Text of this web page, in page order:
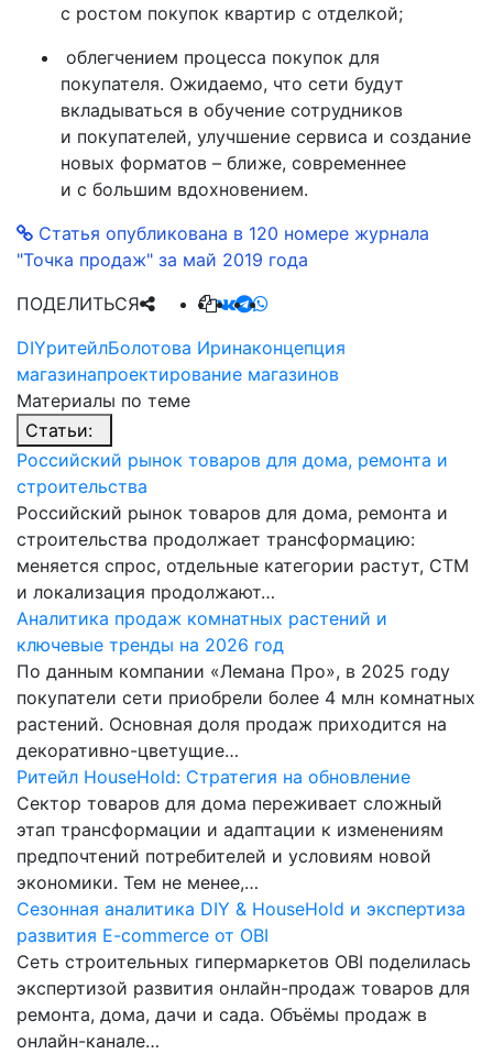
с ростом покупок квартир с отделкой;
облегчением процесса покупок для
покупателя. Ожидаемо, что сети будут
вкладываться в обучение сотрудников
и покупателей, улучшение сервиса и создание
новых форматов – ближе, современнее
и с большим вдохновением.
Статья опубликована в 120 номере журнала
"Точка продаж" за май 2019 года
DIYритейлБолотова Иринаконцепция
магазинапроектирование магазинов
ПОДЕЛИТЬСЯ
Материалы по теме
Статьи:
Российский рынок товаров для дома, ремонта и
строительства
Российский рынок товаров для дома, ремонта и
строительства продолжает трансформацию:
меняется спрос, отдельные категории растут, СТМ
и локализация продолжают…
Аналитика продаж комнатных растений и
ключевые тренды на 2026 год
По данным компании «Лемана Про», в 2025 году
покупатели сети приобрели более 4 млн комнатных
растений. Основная доля продаж приходится на
декоративно-цветущие…
Ритейл HouseHold: Стратегия на обновление
Сектор товаров для дома переживает сложный
этап трансформации и адаптации к изменениям
предпочтений потребителей и условиям новой
экономики. Тем не менее,…
Сезонная аналитика DIY & HouseHold и экспертиза
развития E-commerce от OBI
Сеть строительных гипермаркетов OBI поделилась
экспертизой развития онлайн-продаж товаров для
ремонта, дома, дачи и сада. Объёмы продаж в
онлайн-канале…